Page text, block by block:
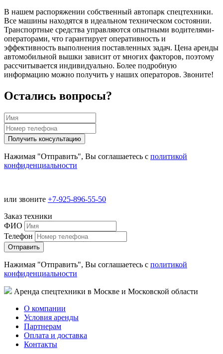
В нашем распоряжении собственный автопарк спецтехники.
Все машины находятся в идеальном техническом состоянии.
Транспортные средства управляются опытными водителями-
операторами, что гарантирует оперативность и
эффективность выполнения поставленных задач. Цена аренды
автомобильной вышки зависит от многих факторов, поэтому
рассчитывается индивидуально. Более подробную
информацию можно получить у наших операторов. Звоните!
Остались вопросы?
Нажимая "Отправить", Вы соглашаетесь с политикой
конфиденциальности
или звоните +7-925-896-55-50
Заказ техники
ФИО
Телефон
Нажимая "Отправить", Вы соглашаетесь с политикой
конфиденциальности
Аренда спецтехники в Москве и Московской области
О компании
Условия аренды
Партнерам
Оплата и доставка
Контакты